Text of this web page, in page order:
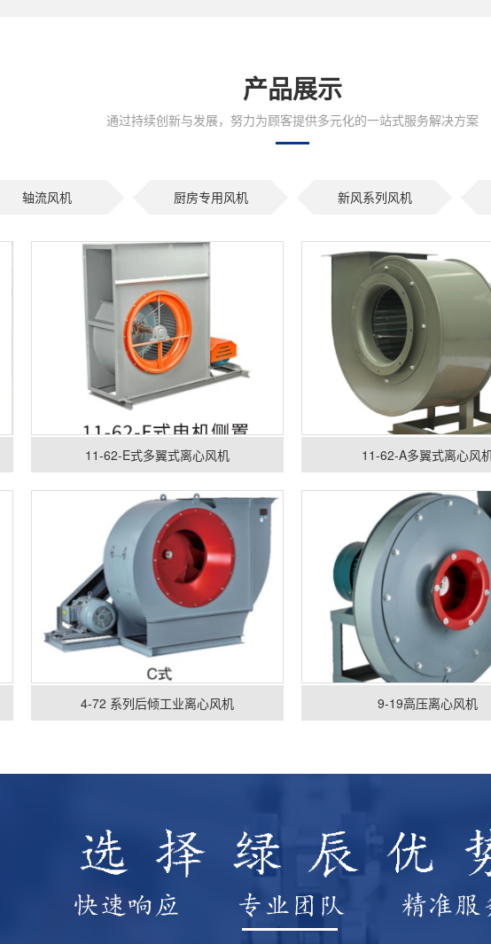
产品展示
通过持续创新与发展，努力为顾客提供多元化的一站式服务解决方案
轴流风机 厨房专用风机 新风系列风机
11-62-E式多翼式离心风机 11-62-A多翼式离心风
4-72 系列后倾工业离心风机 9-19高压离心风机